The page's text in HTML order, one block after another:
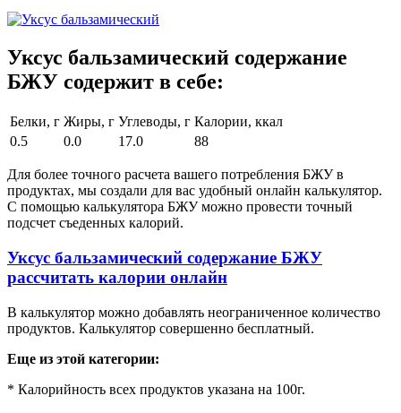
Уксус бальзамический содержание
БЖУ содержит в себе:
Белки, г Жиры, г Углеводы, г Калории, ккал
0.5
0.0 17.0 88
Для более точного расчета вашего потребления БЖУ в
продуктах, мы создали для вас удобный онлайн калькулятор.
С помощью калькулятора БЖУ можно провести точный
подсчет съеденных калорий.
Уксус бальзамический содержание БЖУ
рассчитать калории онлайн
В калькулятор можно добавлять неограниченное количество
продуктов. Калькулятор совершенно бесплатный.
Еще из этой категории:
* Калорийность всех продуктов указана на 100г.